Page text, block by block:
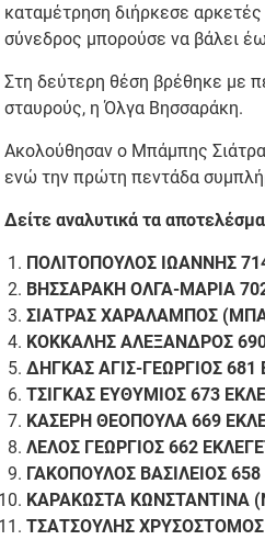
καταμέτρηση διήρκεσε
σύνεδρος μπορούσε να βάλει
Στη δεύτερη θέση βρέθηκε με
σταυρούς, η Όλγα Βησσαράκη.
Ακολούθησαν ο Μπάμπης
ενώ την πρώτη πεντάδα
Δείτε αναλυτικά τα
ΠΟΛΙΤΟΠΟΥΛΟΣ ΙΩΑΝΝΗΣ
ΒΗΣΣΑΡΑΚΗ ΟΛΓΑ-ΜΑΡΙΑ
ΣΙΑΤΡΑΣ ΧΑΡΑΛΑΜΠΟΣ
ΚΟΚΚΑΛΗΣ ΑΛΕΞΑΝΔΡΟΣ 690
ΔΗΓΚΑΣ ΑΓΙΣ-ΓΕΩΡΓΙΟΣ 681
ΤΣΙΓΚΑΣ ΕΥΘΥΜΙΟΣ 673
ΚΑΣΕΡΗ ΘΕΟΠΟΥΛΑ 669
ΛΕΛΟΣ ΓΕΩΡΓΙΟΣ 662
ΓΑΚΟΠΟΥΛΟΣ ΒΑΣΙΛΕΙΟΣ 658
ΚΑΡΑΚΩΣΤΑ ΚΩΝΣΤΑΝΤΙΝΑ
ΤΣΑΤΣΟΥΛΗΣ ΧΡΥΣΟΣΤΟΜΟΣ